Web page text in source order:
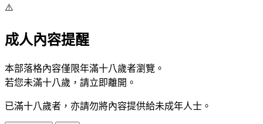
⚠️
成人內容提醒
本部落格內容僅限年滿十八歲者瀏覽。
若您未滿十八歲，請立即離開。
已滿十八歲者，亦請勿將內容提供給未成年人士。